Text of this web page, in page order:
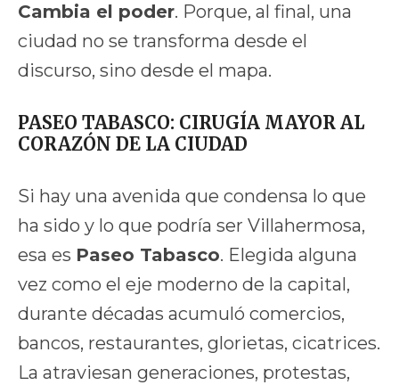
Cambia el poder. Porque, al final, una
ciudad no se transforma desde el
discurso, sino desde el mapa.
PASEO TABASCO: CIRUGÍA MAYOR AL
CORAZÓN DE LA CIUDAD
Si hay una avenida que condensa lo que
ha sido y lo que podría ser Villahermosa,
esa es Paseo Tabasco. Elegida alguna
vez como el eje moderno de la capital,
durante décadas acumuló comercios,
bancos, restaurantes, glorietas, cicatrices.
La atraviesan generaciones, protestas,